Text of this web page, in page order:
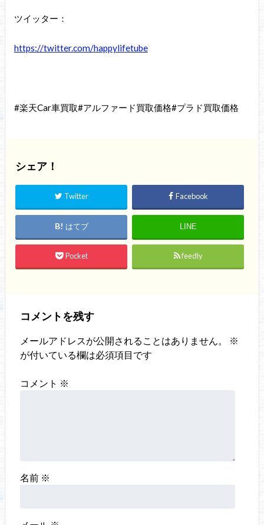
ツイッター：
https://twitter.com/happylifetube
#楽天Car車買取#アルファード買取価格#プラド買取価格
シェア！
Twitter Facebook
はてブ LINE
Pocket feedly
コメントを残す
メールアドレスが公開されることはありません。
※
が付いている欄は必須項目です
コメント ※
名前 ※